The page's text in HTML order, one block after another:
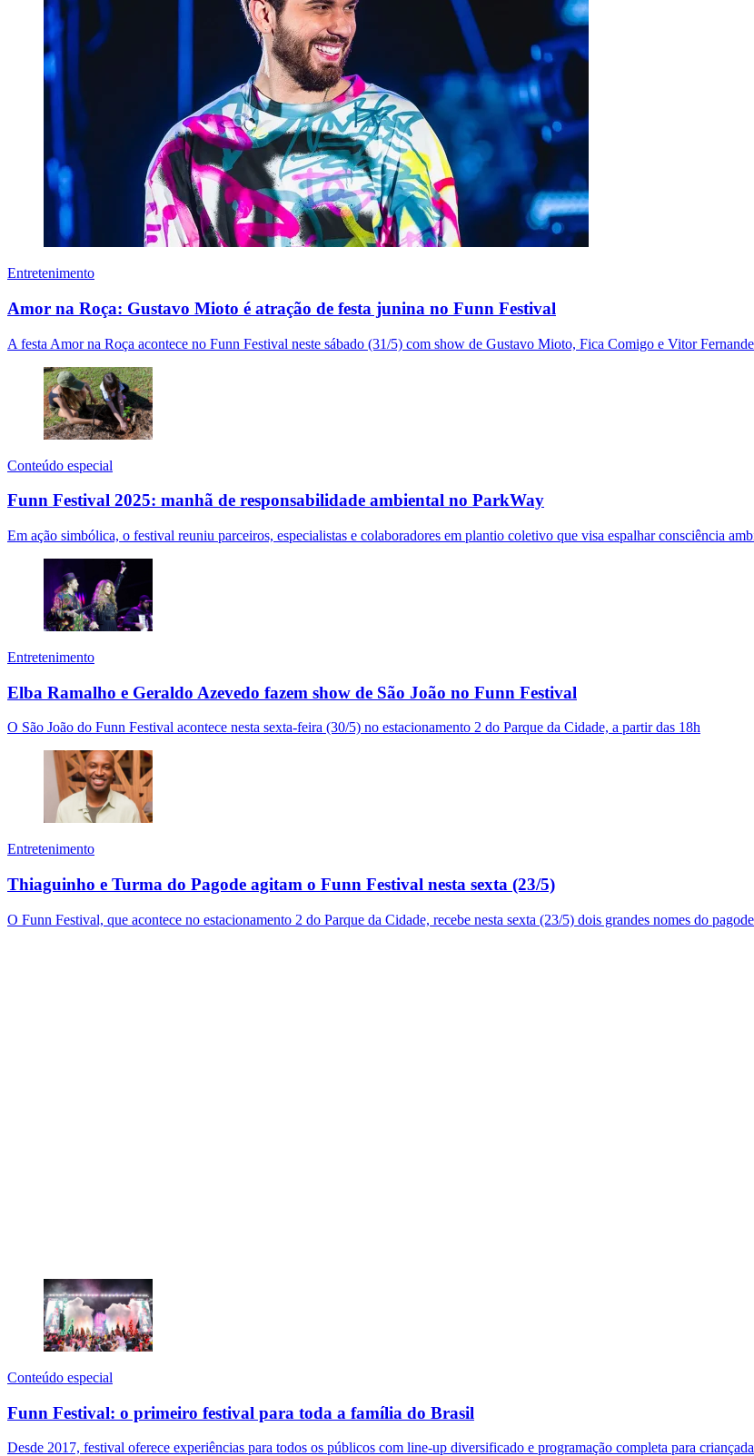
Entretenimento
Amor na Roça: Gustavo Mioto é atração de festa junina no Funn Festival
A festa Amor na Roça acontece no Funn Festival neste sábado (31/5) com show de Gustavo Mioto, Fica Comigo e Vitor
Conteúdo especial
Funn Festival 2025: manhã de responsabilidade ambiental no ParkWay
Em ação simbólica, o festival reuniu parceiros, especialistas e colaboradores em plantio coletivo que visa espalhar consciência
Entretenimento
Elba Ramalho e Geraldo Azevedo fazem show de São João no Funn Festival
O São João do Funn Festival acontece nesta sexta-feira (30/5) no estacionamento 2 do Parque da Cidade, a partir das 18h
Entretenimento
Thiaguinho e Turma do Pagode agitam o Funn Festival nesta sexta (23/5)
O Funn Festival, que acontece no estacionamento 2 do Parque da Cidade, recebe nesta sexta (23/5) dois grandes nomes do pagode
Conteúdo especial
Funn Festival: o primeiro festival para toda a família do Brasil
Desde 2017, festival oferece experiências para todos os públicos com line-up diversificado e programação completa para criançada